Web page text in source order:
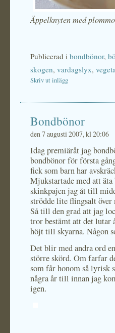
Äppelknyten med
Publicerad i bondbönor,
skogen, vardagslyx,
Skriv ut inlägg
Bondbönor
den 7 augusti 2007, kl 20:06
Idag premiäråt jag
bondbönor för första
fick som barn har
Mjukstartade med att
skinkpajen jag åt till
strödde lite flingsalt
Så till den grad att jag
tror bestämt att det lutar
höjt till skyarna. Någon
Det blir med andra ord
större skörd. Om farfar
som får honom så lyrisk
några år till innan jag
igen.